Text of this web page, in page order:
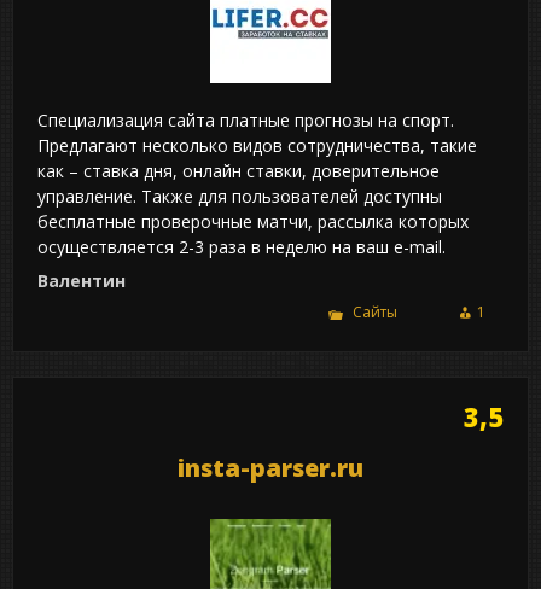
Специализация сайта платные прогнозы на спорт.
Предлагают несколько видов сотрудничества, такие
как – ставка дня, онлайн ставки, доверительное
управление. Также для пользователей доступны
бесплатные проверочные матчи, рассылка которых
осуществляется 2-3 раза в неделю на ваш e-mail.
Валентин
Сайты 1
3,5
insta-parser.ru